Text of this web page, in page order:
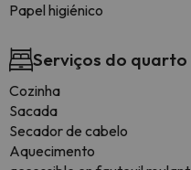
Papel higiénico
Serviços do quarto
Cozinha
Sacada
Secador de cabelo
Aquecimento